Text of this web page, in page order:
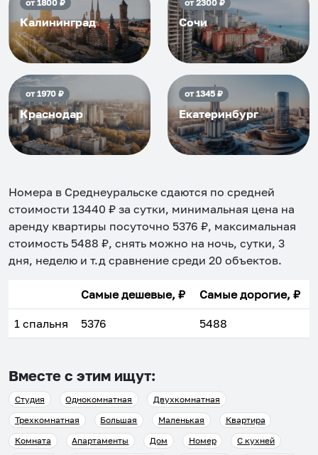
от1800₽
Калининград
от2300₽
Сочи
от1970₽
Краснодар
от1345₽
Екатеринбург
Номера в Среднеуральске сдаются по средней
стоимости 13440 ₽ за сутки, минимальная цена на
аренду квартиры посуточно 5376 ₽, максимальная
стоимость 5488 ₽, снять можно на ночь, сутки, 3
дня, неделю и т.д сравнение среди 20 объектов.
Самые дешевые, ₽ Самые дорогие, ₽
1 спальня 5376 5488
Вместе с этим ищут:
Студия Однокомнатная
Двухкомнатная
Трехкомнатная
Большая Маленькая
Квартира
Комната
Апартаменты Дом Номер
С кухней